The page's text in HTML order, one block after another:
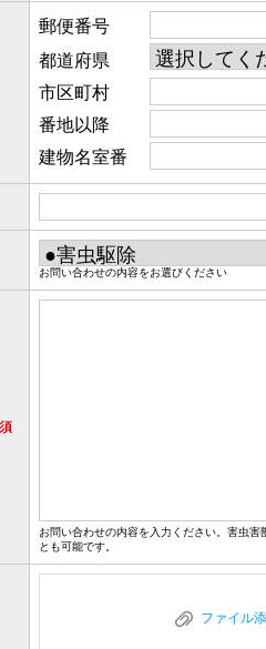
郵便番号
都道府県
市区町村
番地以降
建物名室番
お問い合わせの内容をお選びください
お問い合わせの内容を入力ください。害虫
とも可能です。
ファイル